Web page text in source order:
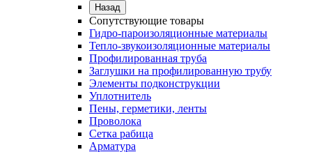
Назад
Сопутствующие товары
Гидро-пароизоляционные материалы
Тепло-звукоизоляционные материалы
Профилированная труба
Заглушки на профилированную трубу
Элементы подконструкции
Уплотнитель
Пены, герметики, ленты
Проволока
Сетка рабица
Арматура